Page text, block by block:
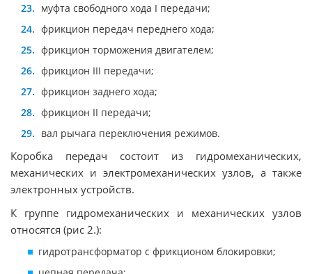
муфта свободного хода I передачи;
фрикцион передач переднего хода;
фрикцион торможения двигателем;
фрикцион III передачи;
фрикцион заднего хода;
фрикцион II передачи;
вал рычага переключения режимов.
Коробка передач состоит из гидромеханических,
механических и электромеханических узлов, а также
электронных устройств.
К группе гидромеханических и механических узлов
относятся (рис 2.):
гидротрансформатор с фрикционом блокировки;